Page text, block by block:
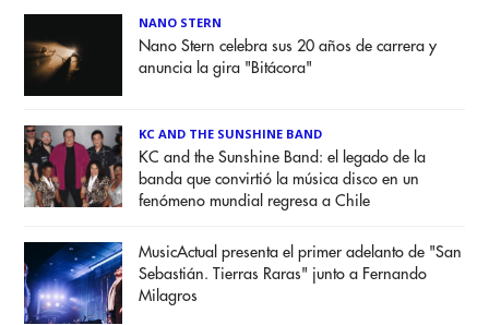
NANO STERN
Nano Stern celebra sus 20 años de carrera y
anuncia la gira "Bitácora"
KC AND THE SUNSHINE BAND
KC and the Sunshine Band: el legado de la
banda que convirtió la música disco en un
fenómeno mundial regresa a Chile
MusicActual presenta el primer adelanto de "San
Sebastián. Tierras Raras" junto a Fernando
Milagros